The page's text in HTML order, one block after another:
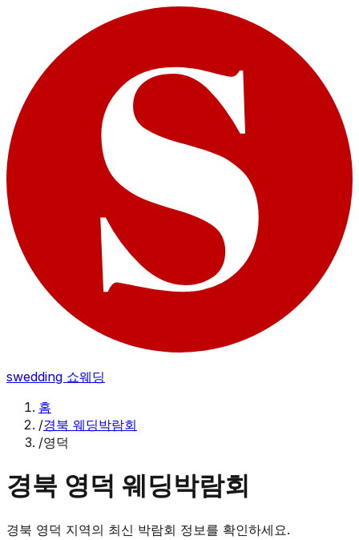
swedding 쇼웨딩
홈
/경북 웨딩박람회
/영덕
경북 영덕 웨딩박람회
경북 영덕 지역의 최신 박람회 정보를 확인하세요.